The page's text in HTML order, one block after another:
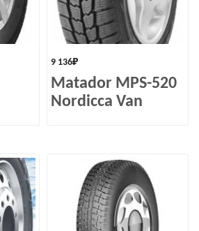
9 136₽
Matador MPS-520
Nordicca Van